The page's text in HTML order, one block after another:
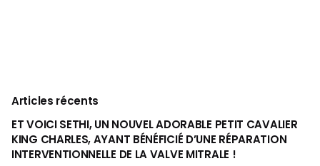
Articles récents
ET VOICI SETHI, UN NOUVEL ADORABLE PETIT CAVALIER
KING CHARLES, AYANT BÉNÉFICIÉ D’UNE RÉPARATION
INTERVENTIONNELLE DE LA VALVE MITRALE !